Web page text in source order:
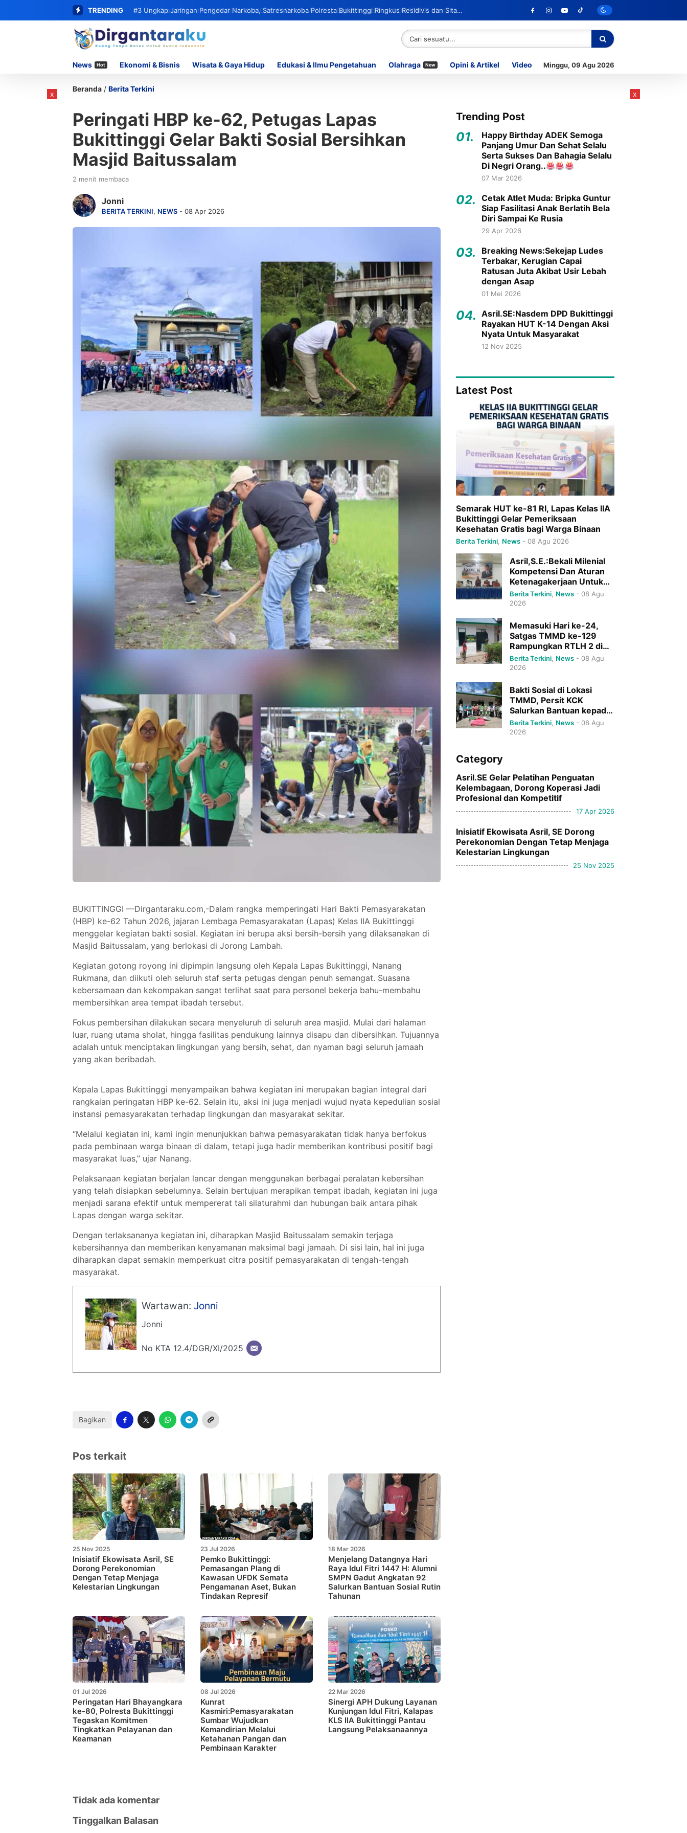
TRENDING #3 Ungkap Jaringan Pengedar Narkoba, Satresnarkoba Polresta Bukittinggi Ringkus Residivis dan Sita
62 Paket Sabu
News Hot Ekonomi & Bisnis Wisata & Gaya Hidup Edukasi & Ilmu Pengetahuan Olahraga New Opini & Artikel Video Minggu, 09 Agu 2026
Beranda / Berita Terkini
Peringati HBP ke-62, Petugas Lapas
Bukittinggi Gelar Bakti Sosial Bersihkan
Masjid Baitussalam
2 menit membaca
Jonni
BERITA TERKINI, NEWS - 08 Apr 2026
BUKITTINGGI —Dirgantaraku.com,-Dalam rangka memperingati Hari Bakti Pemasyarakatan
(HBP) ke-62 Tahun 2026, jajaran Lembaga Pemasyarakatan (Lapas) Kelas IIA Bukittinggi
menggelar kegiatan bakti sosial. Kegiatan ini berupa aksi bersih-bersih yang dilaksanakan di
Masjid Baitussalam, yang berlokasi di Jorong Lambah.
Kegiatan gotong royong ini dipimpin langsung oleh Kepala Lapas Bukittinggi, Nanang
Rukmana, dan diikuti oleh seluruh staf serta petugas dengan penuh semangat. Suasana
kebersamaan dan kekompakan sangat terlihat saat para personel bekerja bahu-membahu
membersihkan area tempat ibadah tersebut.
Fokus pembersihan dilakukan secara menyeluruh di seluruh area masjid. Mulai dari halaman
luar, ruang utama sholat, hingga fasilitas pendukung lainnya disapu dan dibersihkan. Tujuannya
adalah untuk menciptakan lingkungan yang bersih, sehat, dan nyaman bagi seluruh jamaah
yang akan beribadah.
Kepala Lapas Bukittinggi menyampaikan bahwa kegiatan ini merupakan bagian integral dari
rangkaian peringatan HBP ke-62. Selain itu, aksi ini juga menjadi wujud nyata kepedulian sosial
instansi pemasyarakatan terhadap lingkungan dan masyarakat sekitar.
“Melalui kegiatan ini, kami ingin menunjukkan bahwa pemasyarakatan tidak hanya berfokus
pada pembinaan warga binaan di dalam, tetapi juga hadir memberikan kontribusi positif bagi
masyarakat luas,” ujar Nanang.
Pelaksanaan kegiatan berjalan lancar dengan menggunakan berbagai peralatan kebersihan
yang telah disiapkan sebelumnya. Selain bertujuan merapikan tempat ibadah, kegiatan ini juga
menjadi sarana efektif untuk mempererat tali silaturahmi dan hubungan baik antara pihak
Lapas dengan warga sekitar.
Dengan terlaksananya kegiatan ini, diharapkan Masjid Baitussalam semakin terjaga
kebersihannya dan memberikan kenyamanan maksimal bagi jamaah. Di sisi lain, hal ini juga
diharapkan dapat semakin memperkuat citra positif pemasyarakatan di tengah-tengah
masyarakat.
Wartawan: Jonni
Jonni
No KTA 12.4/DGR/XI/2025
Bagikan
Pos terkait
25 Nov 2025
Inisiatif Ekowisata Asril, SE
Dorong Perekonomian
Dengan Tetap Menjaga
Kelestarian Lingkungan
23 Jul 2026
Pemko Bukittinggi:
Pemasangan Plang di
Kawasan UFDK Semata
Pengamanan Aset, Bukan
Tindakan Represif
18 Mar 2026
Menjelang Datangnya Hari
Raya Idul Fitri 1447 H: Alumni
SMPN Gadut Angkatan 92
Salurkan Bantuan Sosial Rutin
Tahunan
01 Jul 2026
Peringatan Hari Bhayangkara
ke-80, Polresta Bukittinggi
Tegaskan Komitmen
Tingkatkan Pelayanan dan
Keamanan
08 Jul 2026
Kunrat
Kasmiri:Pemasyarakatan
Sumbar Wujudkan
Kemandirian Melalui
Ketahanan Pangan dan
Pembinaan Karakter
22 Mar 2026
Sinergi APH Dukung Layanan
Kunjungan Idul Fitri, Kalapas
KLS IIA Bukittinggi Pantau
Langsung Pelaksanaannya
Tidak ada komentar
Tinggalkan Balasan
Trending Post
01.
Happy Birthday ADEK Semoga
Panjang Umur Dan Sehat Selalu
Serta Sukses Dan Bahagia Selalu
Di Negri Orang..
07 Mar 2026
02.
Cetak Atlet Muda: Bripka Guntur
Siap Fasilitasi Anak Berlatih Bela
Diri Sampai Ke Rusia
29 Apr 2026
03.
Breaking News:Sekejap Ludes
Terbakar, Kerugian Capai
Ratusan Juta Akibat Usir Lebah
dengan Asap
01 Mei 2026
04. Asril.SE:Nasdem DPD Bukittinggi
Rayakan HUT K-14 Dengan Aksi
Nyata Untuk Masyarakat
12 Nov 2025
Latest Post
Semarak HUT ke-81 RI, Lapas Kelas IIA
Bukittinggi Gelar Pemeriksaan
Kesehatan Gratis bagi Warga Binaan
Berita Terkini News - 08 Agu 2026
Asril,S.E.:Bekali Milenial
Kompetensi Dan Aturan
Ketenagakerjaan Untuk
Mencapai Indonesia Emas
Berita Terkini News - 08 Agu
2026
Memasuki Hari ke-24,
Satgas TMMD ke-129
Rampungkan RTLH 2 di
Nagari Nan Tujuah
Berita Terkini News - 08 Agu
2026
Bakti Sosial di Lokasi
TMMD, Persit KCK
Salurkan Bantuan kepada
Penghuni RTLH
Berita Terkini News - 08 Agu
2026
Category
Asril.SE Gelar Pelatihan Penguatan
Kelembagaan, Dorong Koperasi Jadi
Profesional dan Kompetitif
17 Apr 2026
Inisiatif Ekowisata Asril, SE Dorong
Perekonomian Dengan Tetap Menjaga
Kelestarian Lingkungan
25 Nov 2025
x x